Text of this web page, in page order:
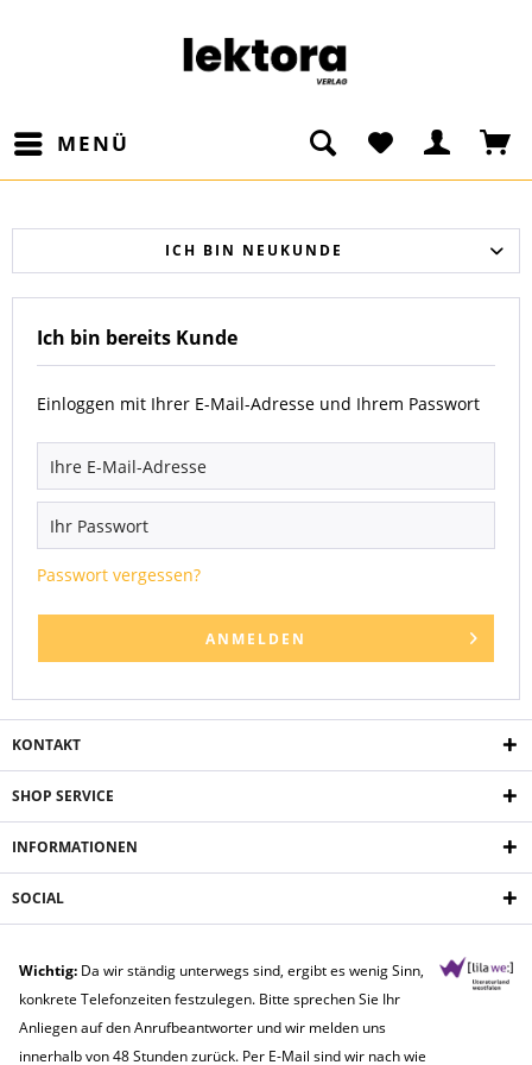
MENÜ
ICH BIN NEUKUNDE
Ich bin bereits Kunde
Einloggen mit Ihrer E-Mail-Adresse und Ihrem Passwort
Passwort vergessen?
ANMELDEN
KONTAKT
SHOP SERVICE
INFORMATIONEN
SOCIAL
Wichtig: Da wir ständig unterwegs sind, ergibt es wenig Sinn,
konkrete Telefonzeiten festzulegen. Bitte sprechen Sie Ihr
Anliegen auf den Anrufbeantworter und wir melden uns
innerhalb von 48 Stunden zurück. Per E-Mail sind wir nach wie